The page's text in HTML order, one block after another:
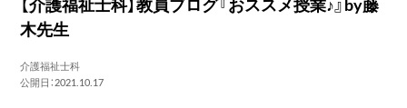
木先生
介護福祉士科
公開日：2021.10.17